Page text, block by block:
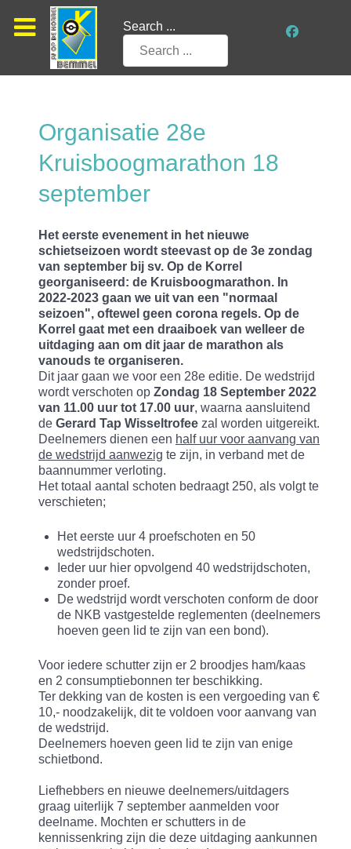
Search ...
Organisatie 28e
Kruisboogmarathon 18
september
Het eerste evenement in het nieuwe
schietseizoen wordt steevast op de 3e zondag
van september bij sv. Op de Korrel
georganiseerd: de Kruisboogmarathon. In
2022-2023 gaan we uit van een "normaal
seizoen", oftewel geen corona regels. Op de
Korrel gaat met een draaiboek van welleer de
uitdaging aan om dit jaar de marathon als
vanouds te organiseren.
Dit jaar gaan we voor een 28e editie. De wedstrijd
wordt verschoten op Zondag 18 September 2022
van 11.00 uur tot 17.00 uur, waarna aansluitend
de Gerard Tap Wisseltrofee zal worden uitgereikt.
Deelnemers dienen een half uur voor aanvang van
de wedstrijd aanwezig te zijn, in verband met de
baannummer verloting.
Het totaal aantal schoten bedraagt 250, als volgt te
verschieten;
Het eerste uur 4 proefschoten en 50
wedstrijdschoten.
Ieder uur hier opvolgend 40 wedstrijdschoten,
zonder proef.
De wedstrijd wordt verschoten conform de door
de NKB vastgestelde reglementen (deelnemers
hoeven geen lid te zijn van een bond).
Voor iedere schutter zijn er 2 broodjes ham/kaas
en 2 consumptiebonnen ter beschikking.
Ter dekking van de kosten is een vergoeding van €
10,- noodzakelijk, dit te voldoen voor aanvang van
de wedstrijd.
Deelnemers hoeven geen lid te zijn van enige
schietbond.
Liefhebbers en nieuwe deelnemers/uitdagers
graag uiterlijk 7 september aanmelden voor
deelname. Mochten er schutters in de
kennissenkring zijn die deze uitdaging aankunnen